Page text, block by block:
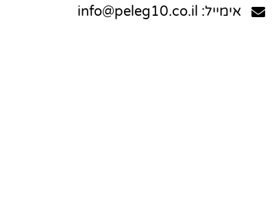
אימייל: info@peleg10.co.il